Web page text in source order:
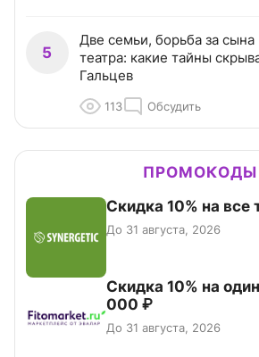
5
Две семьи, борьба за сына
театра: какие тайны
Гальцев
113 Обсудить
ПРОМОКОДЫ
Скидка 10% на все
До 31 августа, 2026
Скидка 10% на
000 ₽
До 31 августа, 2026